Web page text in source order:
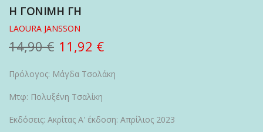
Η ΓΟΝΙΜΗ ΓΗ
LAOURA JANSSON
11,92 €
14,90 €
Πρόλογος: Μάγδα Τσολάκη
Μτφ: Πολυξένη Τσαλίκη
Εκδόσεις: Ακρίτας Α' έκδοση: Απρίλιος 2023